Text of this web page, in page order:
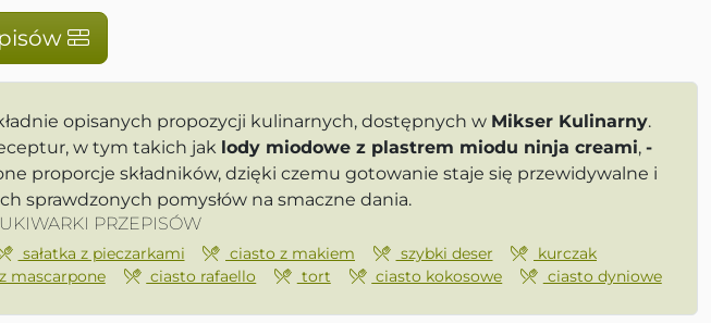
opisanych propozycji kulinarnych, dostępnych w Mikser Kulinarny.
w tym takich jak lody miodowe z plastrem miodu ninja creami, -
proporcje składników, dzięki czemu gotowanie staje się przewidywalne i
sprawdzonych pomysłów na smaczne dania.
PRZEPISÓW
sałatka z pieczarkami ciasto z makiem szybki deser
kurczak
mascarpone ciasto rafaello tort ciasto kokosowe ciasto dyniowe